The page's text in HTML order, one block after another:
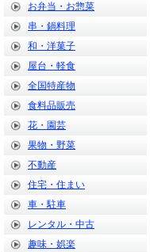
お弁当・お惣菜
串・鍋料理
和・洋菓子
屋台・軽食
全国特産物
食料品販売
花・園芸
果物・野菜
不動産
住宅・住まい
車・駐車
レンタル・中古
趣味・娯楽